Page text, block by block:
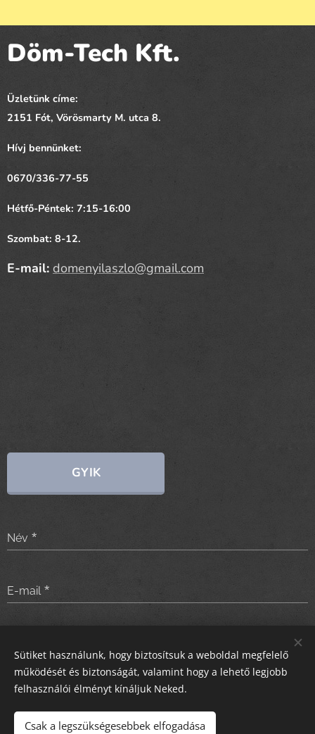
Döm-Tech Kft.
Üzletünk címe:
2151 Fót, Vörösmarty M. utca 8.
Hívj bennünket:
0670/336-77-55
Hétfő-Péntek: 7:15-16:00
Szombat: 8-12.
E-mail: domenyilaszlo@gmail.com
GYIK
Név
E-mail
Sütiket használunk, hogy biztosítsuk a weboldal megfelelő
működését és biztonságát, valamint hogy a lehető legjobb
felhasználói élményt kínáljuk Neked.
Csak a legszükségesebbek elfogadása